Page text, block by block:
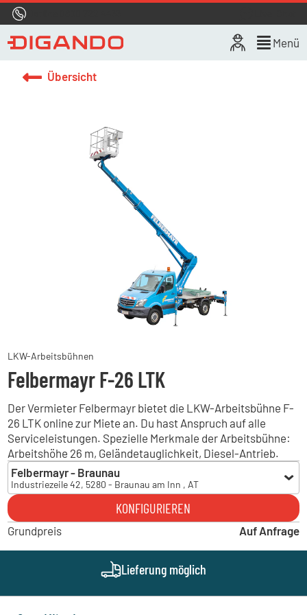
Menü
Übersicht
LKW-Arbeitsbühnen
Felbermayr F-26 LTK
Der Vermieter Felbermayr bietet die LKW-Arbeitsbühne F-
26 LTK online zur Miete an. Du hast Anspruch auf alle
Serviceleistungen. Spezielle Merkmale der Arbeitsbühne:
Arbeitshöhe 26 m, Geländetauglichkeit, Diesel-Antrieb.
Felbermayr - Braunau
Industriezeile 42, 5280 - Braunau am Inn , AT
Felbermayr - Braunau
Industriezeile 42, 5280 - Braunau am Inn , AT
Felbermayr - Wörgl
Felbermayr - Bergheim
Aupoint 4, 5101 - Bergheim bei Salzburg , AT
Neubaugasse 5, 2326 - Lanzendorf , AT
KONFIGURIEREN
Grundpreis Auf Anfrage
Lieferung möglich